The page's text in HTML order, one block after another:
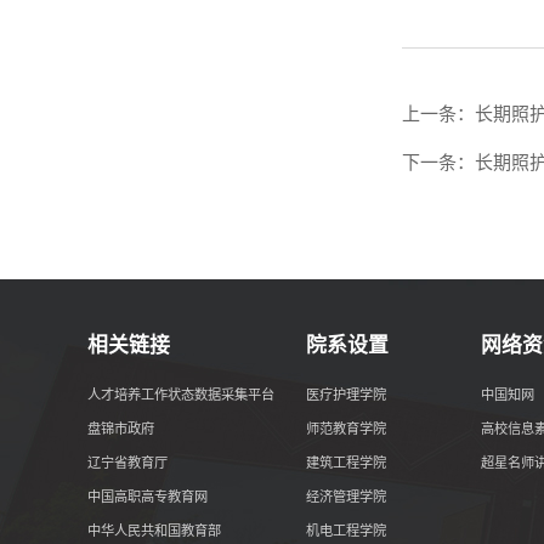
上一条：长期照
下一条：长期照
相关链接
人才培养工作状态数据采集平台
盘锦市政府
辽宁省教育厅
中国高职高专教育网
中华人民共和国教育部
院系设置
医疗护理学院
师范教育学院
建筑工程学院
经济管理学院
机电工程学院
网络
中国知网
高校信息
超星名师